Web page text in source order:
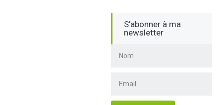
S'abonner à ma
newsletter